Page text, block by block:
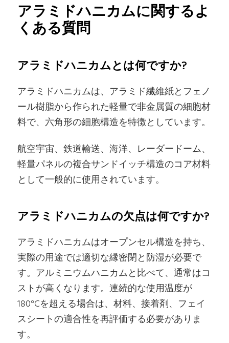
アラミドハニカムに関するよ
くある質問
アラミドハニカムとは何ですか?
アラミドハニカムは、アラミド繊維紙とフェノ
ール樹脂から作られた軽量で非金属質の細胞材
料で、六角形の細胞構造を特徴としています。
航空宇宙、鉄道輸送、海洋、レーダードーム、
軽量パネルの複合サンドイッチ構造のコア材料
として一般的に使用されています。
アラミドハニカムの欠点は何ですか?
アラミドハニカムはオープンセル構造を持ち、
実際の用途では適切な縁密閉と防湿が必要で
す。アルミニウムハニカムと比べて、通常はコ
ストが高くなります。連続的な使用温度が
180°Cを超える場合は、材料、接着剤、フェイ
スシートの適合性を再評価する必要がありま
す。